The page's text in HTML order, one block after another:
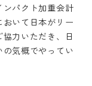
パクト加重会計
いて日本がリー
力いただき、日
気概でやってい